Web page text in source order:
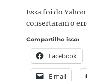
Essa foi do
consertaram o
Compartilhe isso:
Facebook
E-mail